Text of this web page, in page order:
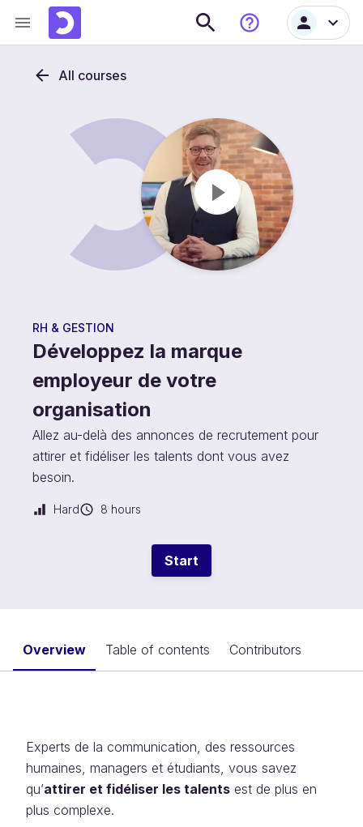
All courses
RH & GESTION
Développez la marque
employeur de votre
organisation
Allez au-delà des annonces de recrutement pour
attirer et fidéliser les talents dont vous avez
besoin.
Hard 8 hours
Start
Overview Table of contents Contributors
Experts de la communication, des ressources
humaines, managers et étudiants, vous savez
qu’attirer et fidéliser les talents est de plus en
plus complexe.